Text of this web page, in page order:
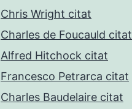
Chris Wright citat
Charles de Foucauld citat
Alfred Hitchock citat
Francesco Petrarca citat
Charles Baudelaire citat